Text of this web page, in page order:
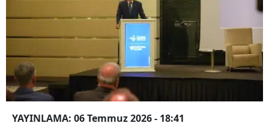
YAYINLAMA: 06 Temmuz 2026 - 18:41